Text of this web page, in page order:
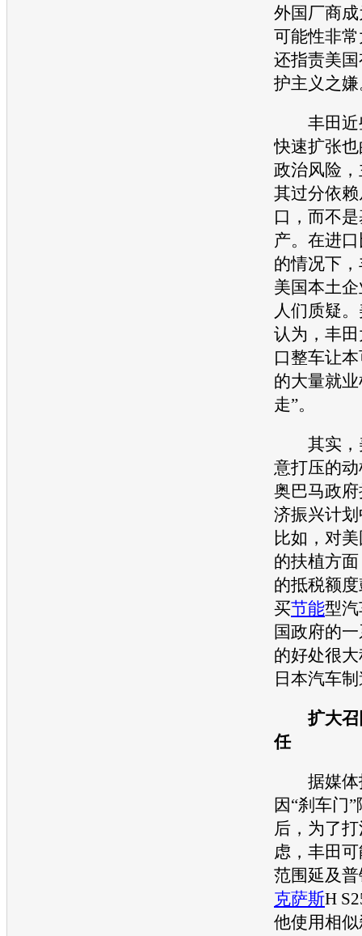
外国厂商
可能性非
还指责美
护主义之
丰田
快速扩张
政治风险
其过分依
口，而不
产。在进
的情况下，
美国本土
人们质疑
认为， 丰田
口整车让
的大量就
走”。
其实，
意打压的
奥巴马政
济振兴计
比如，对
的扶植方
的抵税额
买节能型
国政府的
的好处很
日本汽车
扩大
任
据媒体
因“刹车门
后，为了
虑， 丰田
范围延及
克萨斯H
他使用相